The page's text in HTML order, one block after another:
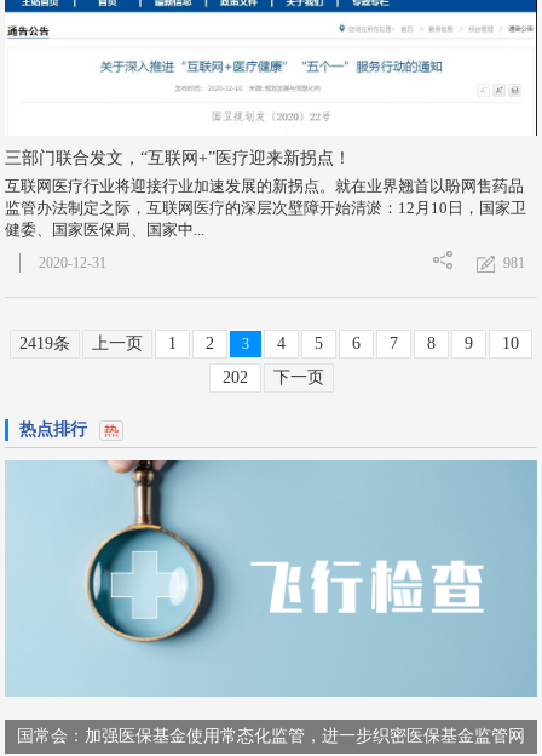
三部门联合发文，“互联网+”医疗迎来新拐点！
互联网医疗行业将迎接行业加速发展的新拐点。就在业界翘首以盼网售药品
监管办法制定之际，互联网医疗的深层次壁障开始清淤：12月10日，国家卫
健委、国家医保局、国家中...
981
2020-12-31
2419条 上一页 1 2 3 4 5 6 7 8 9
10
202
下一页
热点排行
国常会：加强医保基金使用常态化监管，进一步织密医保基金监管网